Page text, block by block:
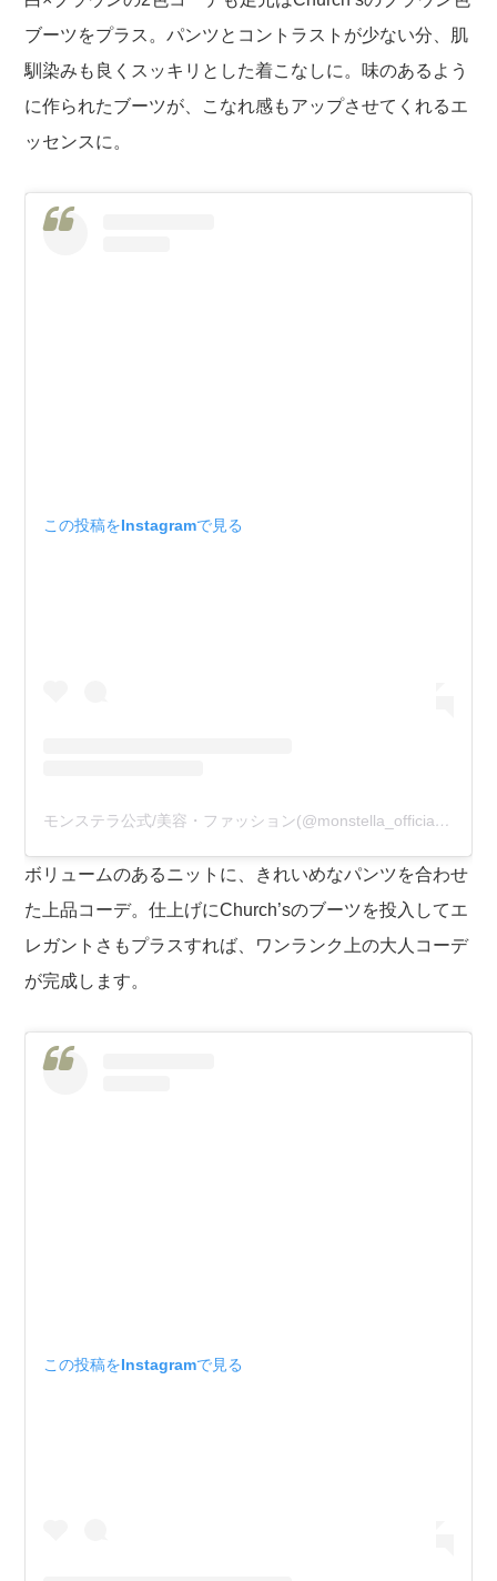
ブーツをプラス。パンツとコントラストが少ない分、肌
馴染みも良くスッキリとした着こなしに。味のあるよう
に作られたブーツが、こなれ感もアップさせてくれるエ
ッセンスに。
この投稿をInstagramで見る
モンステラ公式/美容・ファッション(@monstella_official)がシェアした投稿
ボリュームのあるニットに、きれいめなパンツを合わせ
た上品コーデ。仕上げにChurch’sのブーツを投入してエ
レガントさもプラスすれば、ワンランク上の大人コーデ
が完成します。
この投稿をInstagramで見る